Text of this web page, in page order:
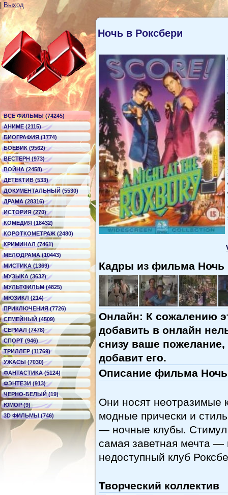
Выход
ВСЕ ФИЛЬМЫ (74245)
АНИМЕ (2115)
БИОГРАФИЯ (1774)
БОЕВИК (9562)
ВЕСТЕРН (973)
ВОЙНА (2458)
ДЕТЕКТИВ (533)
ДОКУМЕНТАЛЬНЫЙ (5530)
ДРАМА (28316)
ИСТОРИЯ (270)
КОМЕДИЯ (18432)
КОРОТКОМЕТРАЖ (2480)
КРИМИНАЛ (7461)
МЕЛОДРАМА (10443)
МИСТИКА (1369)
МУЗЫКА (3632)
МУЛЬТФИЛЬМ (4825)
МЮЗИКЛ (214)
ПРИКЛЮЧЕНИЯ (7726)
СЕМЕЙНЫЙ (4509)
СЕРИАЛ (7478)
СПОРТ (946)
ТРИЛЛЕР (11769)
УЖАСЫ (7030)
ФАНТАСТИКА (5124)
ФЭНТЕЗИ (913)
ЧЕРНО-БЕЛЫЙ (19)
ЮМОР (9)
3D ФИЛЬМЫ (746)
Ночь в Роксбери
Кадры из фильма Ночь
Онлайн: К сожалению
добавить в онлайн
снизу ваше
добавит его.
Описание фильма Ночь
Они носят неотразимые
модные прически и
— ночные клубы.
самая заветная мечта —
недоступный клуб
Творческий коллектив